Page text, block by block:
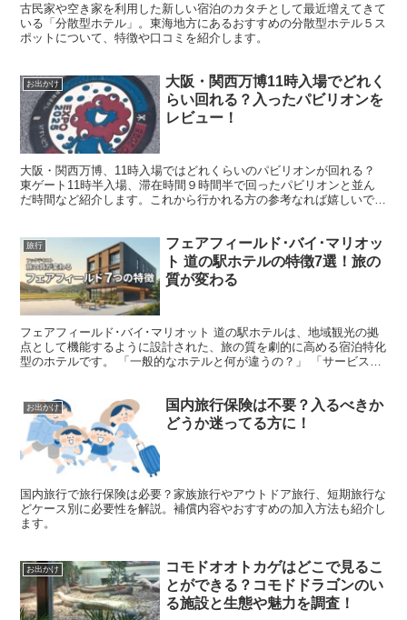
古民家や空き家を利用した新しい宿泊のカタチとして最近増えてきて
いる「分散型ホテル」。東海地方にあるおすすめの分散型ホテル５ス
ポットについて、特徴や口コミを紹介します。
お出かけ
大阪・関西万博11時入場でどれく
らい回れる？入ったパビリオンを
レビュー！
大阪・関西万博、11時入場ではどれくらいのパビリオンが回れる？
東ゲート11時半入場、滞在時間９時間半で回ったパビリオンと並ん
だ時間など紹介します。これから行かれる方の参考なれば嬉しいで
旅行
フェアフィールド･バイ･マリオッ
ト 道の駅ホテルの特徴7選！旅の
質が変わる
フェアフィールド･バイ･マリオット 道の駅ホテルは、地域観光の拠
点として機能するように設計された、旅の質を劇的に高める宿泊特化
型のホテルです。 「一般的なホテルと何が違うの？」 「サービスが
お出かけ
国内旅行保険は不要？入るべきか
どうか迷ってる方に！
国内旅行で旅行保険は必要？家族旅行やアウトドア旅行、短期旅行な
どケース別に必要性を解説。補償内容やおすすめの加入方法も紹介し
ます。
お出かけ
コモドオオトカゲはどこで見るこ
とができる？コモドドラゴンのい
る施設と生態や魅力を調査！